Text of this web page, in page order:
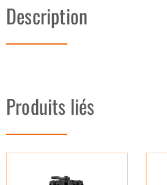
Description
Produits liés